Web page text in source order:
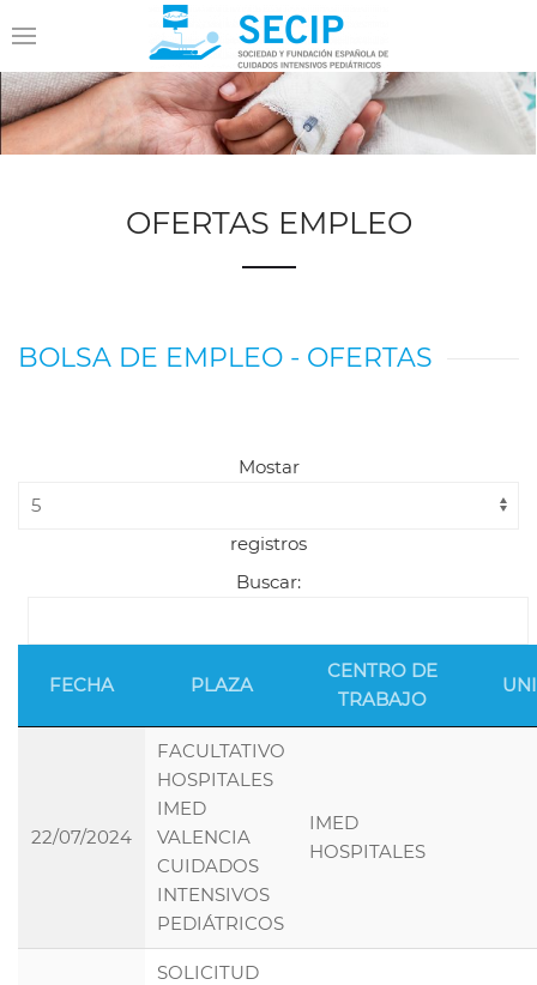
OFERTAS EMPLEO
BOLSA DE EMPLEO - OFERTAS
Mostar
registros
Buscar:
FECHA PLAZA
CENTRO DE
TRABAJO
22/07/2024
FACULTATIVO
HOSPITALES
IMED
VALENCIA
CUIDADOS
INTENSIVOS
PEDIÁTRICOS
IMED
HOSPITALES
SOLICITUD